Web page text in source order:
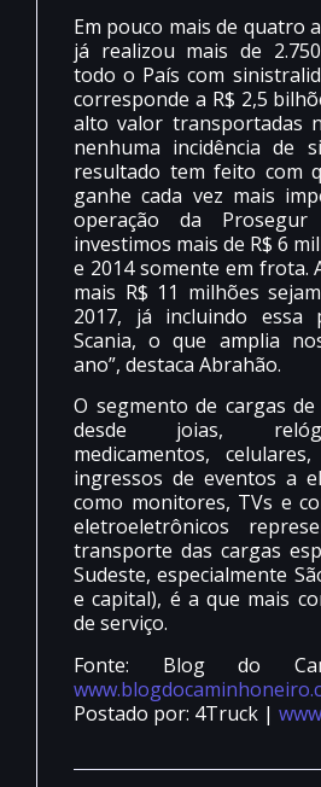
Em pouco mais de quatro
já realizou mais de
todo o País com
corresponde a R$ 2,5
alto valor transportadas
nenhuma incidência de
resultado tem feito com
ganhe cada vez mais
operação da
investimos mais de R$ 6
e 2014 somente em frota.
mais R$ 11 milhões
2017, já incluindo essa
Scania, o que amplia
ano”, destaca Abrahão.
O segmento de cargas
desde joias,
medicamentos,
ingressos de eventos a
como monitores, TVs e
eletroeletrônicos
transporte das cargas
Sudeste, especialmente
e capital), é a que mais
de serviço.
Fonte: Blog do
Postado por: 4Truck |